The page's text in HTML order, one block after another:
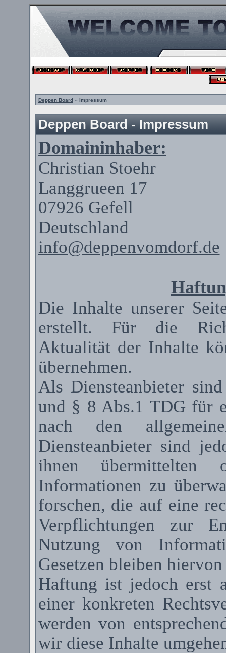
Deppen Board» Impressum
Deppen Board - Impressum
Domaininhaber:
Christian Stoehr
Langgrueen 17
07926 Gefell
Deutschland
info@deppenvomdorf.de
Die Inhalte unserer
erstellt. Für die
Aktualität der Inhalte
übernehmen.
Als Diensteanbieter
und § 8 Abs.1 TDG für
nach den
Diensteanbietersind
ihnen übermittelten
Informationen zu
forschen, die auf eine
Verpflichtungen zur
Nutzung von
Gesetzen bleiben
Haftung ist jedoch erst
einer konkreten
werden von
wir diese Inhalte